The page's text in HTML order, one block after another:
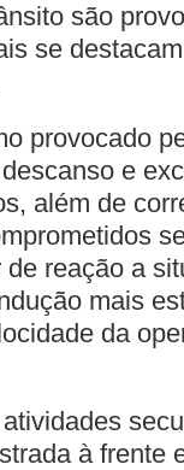
são
se
provocado
e
além de
reação a
mais
da
à frente